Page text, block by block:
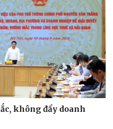
Đời sống
Nhà đẹp
Blog
Tình yêu - Gia đình
không đẩy doanh